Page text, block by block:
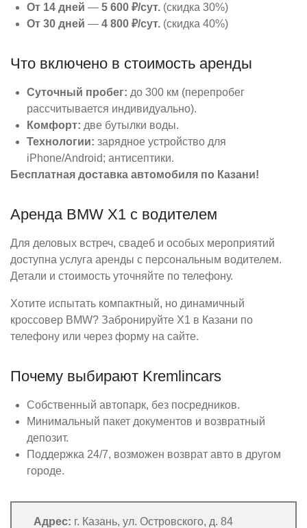
От 14 дней — 5 600 ₽/сут. (скидка 30%)
От 30 дней — 4 800 ₽/сут. (скидка 40%)
Что включено в стоимость аренды
Суточный пробег: до 300 км (перепробег
рассчитывается индивидуально).
Комфорт: две бутылки воды.
Технологии: зарядное устройство для
iPhone/Android; антисептики.
Бесплатная доставка автомобиля по Казани!
Аренда BMW X1 с водителем
Для деловых встреч, свадеб и особых мероприятий
доступна услуга аренды с персональным водителем.
Детали и стоимость уточняйте по телефону.
Хотите испытать компактный, но динамичный
кроссовер BMW? Забронируйте X1 в Казани по
телефону или через форму на сайте.
Почему выбирают Kremlincars
Собственный автопарк, без посредников.
Минимальный пакет документов и возвратный
депозит.
Поддержка 24/7, возможен возврат авто в другом
городе.
Адрес: г. Казань, ул. Островского, д. 84